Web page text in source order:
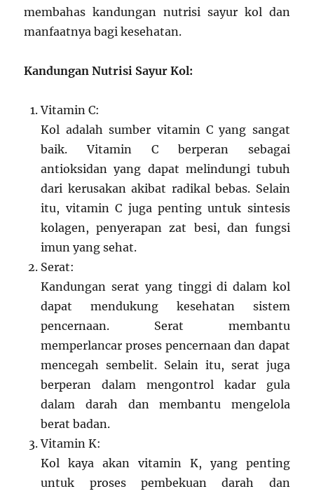
membahas kandungan nutrisi sayur kol dan
manfaatnya bagi kesehatan.
Kandungan Nutrisi Sayur Kol:
Vitamin C:
Kol adalah sumber vitamin C yang sangat
baik. Vitamin C berperan sebagai
antioksidan yang dapat melindungi tubuh
dari kerusakan akibat radikal bebas. Selain
itu, vitamin C juga penting untuk sintesis
kolagen, penyerapan zat besi, dan fungsi
imun yang sehat.
Serat:
Kandungan serat yang tinggi di dalam kol
dapat mendukung kesehatan sistem
pencernaan. Serat membantu
memperlancar proses pencernaan dan dapat
mencegah sembelit. Selain itu, serat juga
berperan dalam mengontrol kadar gula
dalam darah dan membantu mengelola
berat badan.
Vitamin K:
Kol kaya akan vitamin K, yang penting
untuk proses pembekuan darah dan